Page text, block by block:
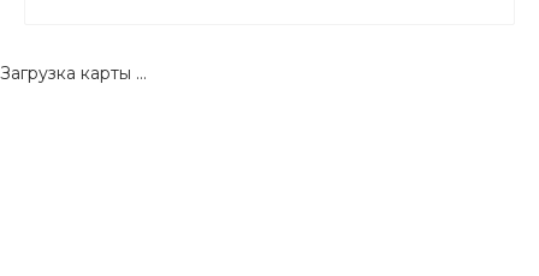
Загрузка карты ...